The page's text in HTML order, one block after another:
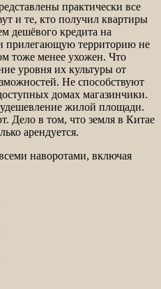
практически все
и те, кто получил квартиры
дешёвого кредита на
территорию не
тоже менее ухожен. Что
уровня их культуры от
Не способствуют
домах магазинчики.
жилой площади.
Дело в том, что земля в Китае
арендуется.
наворотами, включая